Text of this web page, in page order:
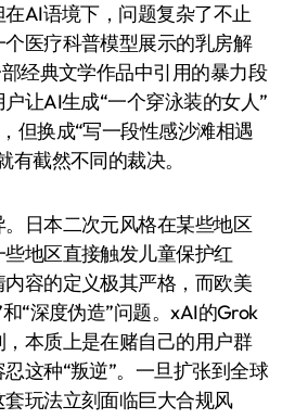
AI语境下，问题复杂了不止
医疗科普模型展示的乳房解
经典文学作品中引用的暴力段
让AI生成“一个穿泳装的女人”
但换成“写一段性感沙滩相遇
有截然不同的裁决。
日本二次元风格在某些地区
地区直接触发儿童保护红
容的定义极其严格，而欧美
“深度伪造”问题。xAI的Grok
本质上是在赌自己的用户群
这种“叛逆”。一旦扩张到全球
玩法立刻面临巨大合规风